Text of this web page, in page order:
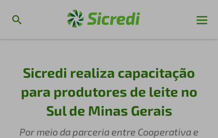
Sicredi realiza capacitação
para produtores de leite no
Sul de Minas Gerais
Por meio da parceria entre Cooperativa e